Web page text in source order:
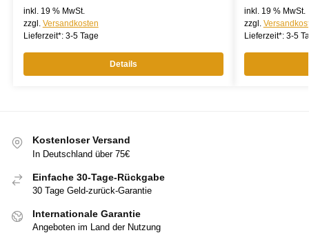
inkl. 19 % MwSt.
zzgl. Versandkosten
Lieferzeit*: 3-5 Tage
Details
inkl. 19 % MwSt.
zzgl.
Lieferzeit*: 3-5
Kostenloser Versand
In Deutschland über 75€
Einfache 30-Tage-Rückgabe
30 Tage Geld-zurück-Garantie
Internationale Garantie
Angeboten im Land der Nutzung